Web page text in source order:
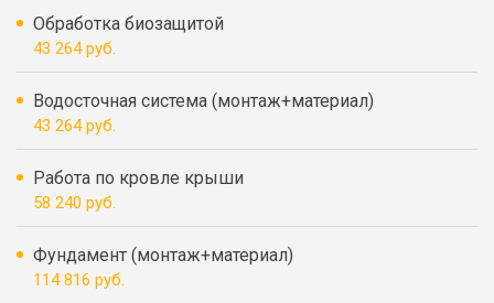
Обработка биозащитой
43 264 руб.
Водосточная система (монтаж+материал)
43 264 руб.
Работа по кровле крыши
58 240 руб.
Фундамент (монтаж+материал)
114 816 руб.